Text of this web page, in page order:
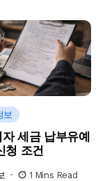
보
세금 납부유예
청 조건
1 Mins Read